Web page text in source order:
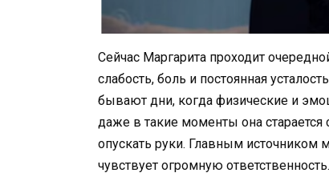
Сейчас Маргарита проходит
слабость, боль и постоянная
бывают дни, когда физические и
даже в такие моменты она старается
опускать руки. Главным источником
чувствует огромную ответственность.